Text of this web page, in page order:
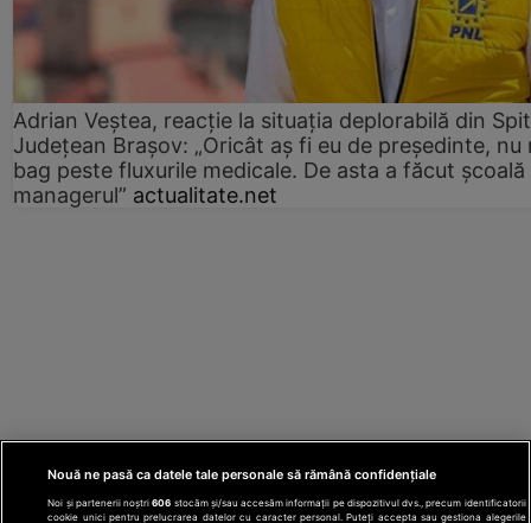
Adrian Veștea, reacție la situația deplorabilă din
Județean Brașov: „Oricât aș fi eu de președinte, nu
bag peste fluxurile medicale. De asta a făcut școală
managerul” actualitate.net
Nouă ne pasă ca datele tale personale să rămână confidențiale
Noi și partenerii noștri606 stocăm și/sau accesăm informații pe dispozitivul dvs., precum identificatorii
cookie unici pentru prelucrarea datelor cu caracter personal. Puteți accepta sau gestiona alegerile